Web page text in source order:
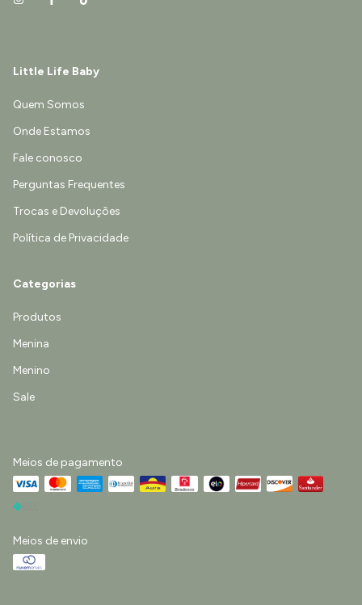
Little Life Baby
Quem Somos
Onde Estamos
Fale conosco
Perguntas Frequentes
Trocas e Devoluções
Política de Privacidade
Categorias
Produtos
Menina
Menino
Sale
Meios de pagamento
Meios de envio